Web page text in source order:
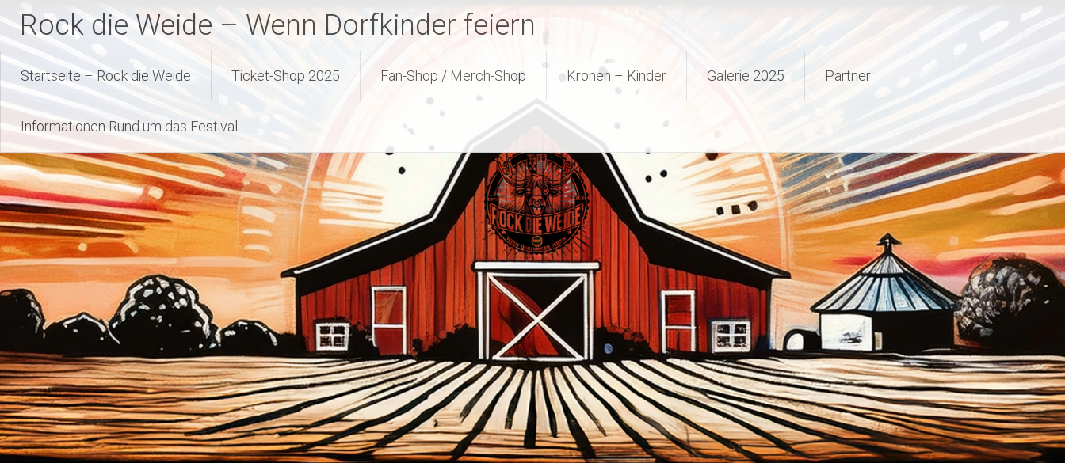
InhaltRock die Weide – Wenn Dorfkinder feiern
Startseite – Rock die Weide Ticket-Shop 2025 Fan-Shop / Merch-Shop Kronen – Kinder Galerie 2025 Partner
Informationen Rund um das Festival